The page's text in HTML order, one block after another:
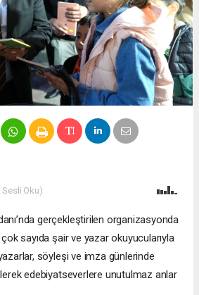
Sesli Oku)
gerçekleştirilen organizasyonda
çok sayıda şair ve yazar okuyucularıyla
söyleşi ve imza günlerinde
edebiyatseverlere unutulmaz anlar